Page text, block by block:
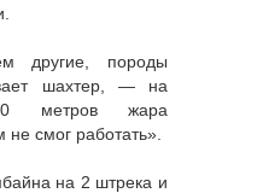
другие, породы
шахтер, — на
метров жара
смог работать».
на 2 штрека и